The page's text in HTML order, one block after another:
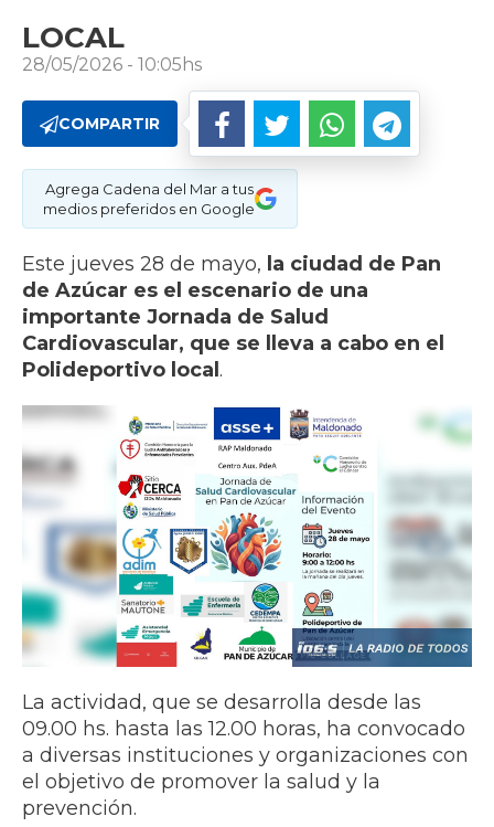
LOCAL
28/05/2026 - 10:05hs
COMPARTIR
Agrega Cadena del Mar a tus
medios preferidos en Google
Este jueves 28 de mayo, la ciudad de Pan
de Azúcar es el escenario de una
importante Jornada de Salud
Cardiovascular, que se lleva a cabo en el
Polideportivo local.
La actividad, que se desarrolla desde las
09.00 hs. hasta las 12.00 horas, ha convocado
a diversas instituciones y organizaciones con
el objetivo de promover la salud y la
prevención.